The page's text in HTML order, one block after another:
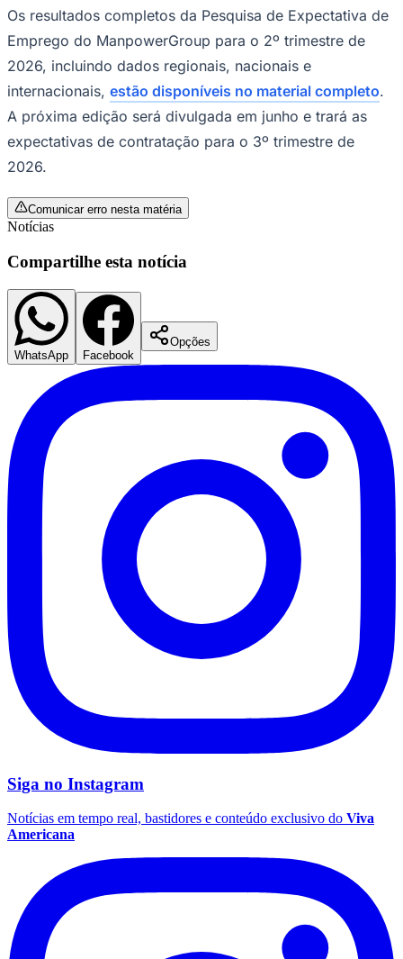
Coritiba
Mirassol
Os resultados completos da Pesquisa de Expectativa de
Emprego do ManpowerGroup para o 2º trimestre de
2026, incluindo dados regionais, nacionais e
internacionais, estão disponíveis no material completo.
A próxima edição será divulgada em junho e trará as
expectativas de contratação para o 3º trimestre de
2026.
Comunicar erro nesta matéria
Notícias
Compartilhe esta notícia
WhatsApp Facebook
Opções
Siga no Instagram
Notícias em tempo real, bastidores e conteúdo exclusivo do Viva
Americana